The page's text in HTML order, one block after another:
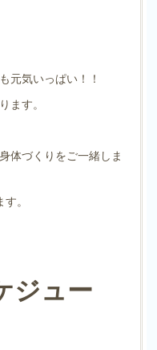
元気いっぱい！！
ます。
体づくりをご一緒しま
。
ジュー